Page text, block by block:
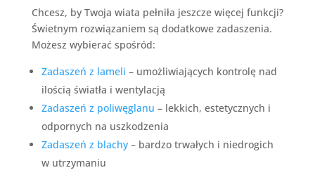
Chcesz, by Twoja wiata pełniła jeszcze więcej funkcji?
Świetnym rozwiązaniem są dodatkowe zadaszenia.
Możesz wybierać spośród:
Zadaszeń z lameli – umożliwiających kontrolę nad
ilością światła i wentylacją
Zadaszeń z poliwęglanu – lekkich, estetycznych i
odpornych na uszkodzenia
Zadaszeń z blachy– bardzo trwałych i niedrogich
w utrzymaniu